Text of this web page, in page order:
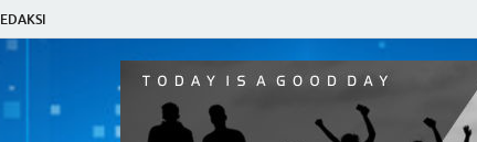
Pojok Sinema